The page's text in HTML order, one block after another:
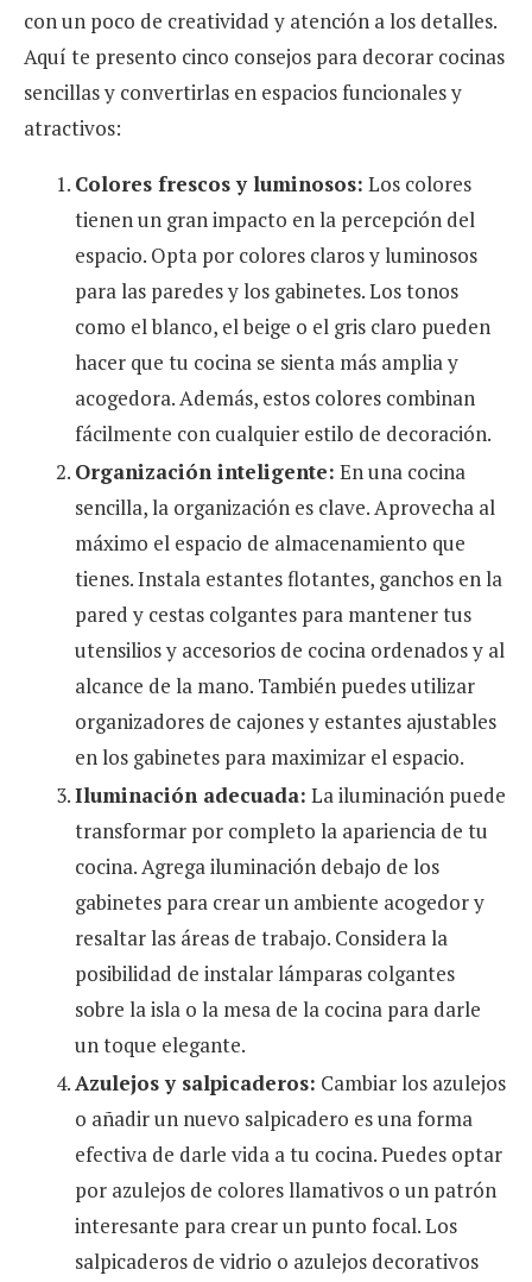
con un poco de creatividad y atención a los detalles.
Aquí te presento cinco consejos para decorar cocinas
sencillas y convertirlas en espacios funcionales y
atractivos:
Colores frescos y luminosos: Los colores
tienen un gran impacto en la percepción del
espacio. Opta por colores claros y luminosos
para las paredes y los gabinetes. Los tonos
como el blanco, el beige o el gris claro pueden
hacer que tu cocina se sienta más amplia y
acogedora. Además, estos colores combinan
fácilmente con cualquier estilo de decoración.
Organización inteligente: En una cocina
sencilla, la organización es clave. Aprovecha al
máximo el espacio de almacenamiento que
tienes. Instala estantes flotantes, ganchos en la
pared y cestas colgantes para mantener tus
utensilios y accesorios de cocina ordenados y al
alcance de la mano. También puedes utilizar
organizadores de cajones y estantes ajustables
en los gabinetes para maximizar el espacio.
Iluminación adecuada: La iluminación puede
transformar por completo la apariencia de tu
cocina. Agrega iluminación debajo de los
gabinetes para crear un ambiente acogedor y
resaltar las áreas de trabajo. Considera la
posibilidad de instalar lámparas colgantes
sobre la isla o la mesa de la cocina para darle
un toque elegante.
Azulejos y salpicaderos: Cambiar los azulejos
o añadir un nuevo salpicadero es una forma
efectiva de darle vida a tu cocina. Puedes optar
por azulejos de colores llamativos o un patrón
interesante para crear un punto focal. Los
salpicaderos de vidrio o azulejos decorativos